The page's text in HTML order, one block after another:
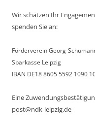
Wir schätzen Ihr
spenden Sie an:
Förderverein Georg-
Sparkasse Leipzig
IBAN DE18 8605 5592 1090
Eine
post@ndk-leipzig.de